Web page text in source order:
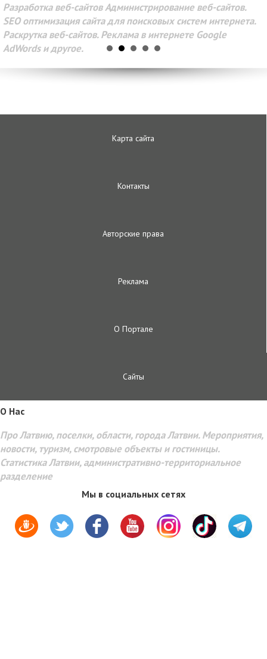
Разработка веб-сайтов Администрирование веб-сайтов.
SEO оптимизация сайта для поисковых систем интернета.
Раскрутка веб-сайтов. Реклама в интернете Google
AdWords и другое.
Карта сайта
Контакты
Авторские права
Реклама
О Портале
Сайты
O Hac
Про Латвию, поселки, области, города Латвии. Мероприятия,
новости, туризм, смотровые объекты и гостиницы.
Статистика Латвии, административно-территориальное
разделение
Мы в социальных сетях